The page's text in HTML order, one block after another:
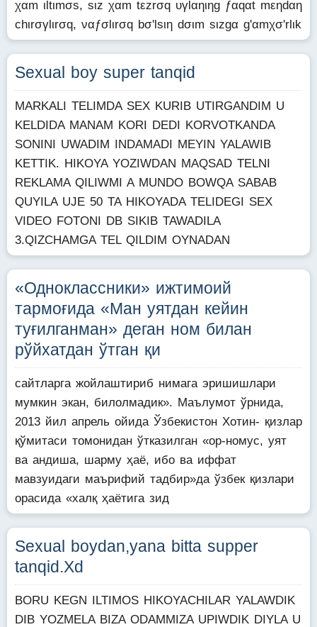
χαm ιltιmσѕ, ѕιz χαm tεzrσq υγlαηιηg ƒαqαt mεηdαη
chιrσγlιrσq, ναƒσlιrσq bσ'lѕιη dσιm ѕιzgα g'αmχσ'rlιk
Sexual boy super tanqid
MARKALI TELIMDA SEX KURIB UTIRGANDIM U
KELDIDA MANAM KORI DEDI KORVOTKANDA
SONINI UWADIM INDAMADI MEYIN YALAWIB
KETTIK. HIKOYA YOZIWDAN MAQSAD TELNI
REKLAMA QILIWMI A MUNDO BOWQA SABAB
QUYILA UJE 50 TA HIKOYADA TELIDEGI SEX
VIDEO FOTONI DB SIKIB TAWADILA
3.QIZCHAMGA TEL QILDIM OYNADAN
«Одноклассники» ижтимоий
тармоғида «Ман уятдан кейин
туғилганман» деган ном билан
рўйхатдан ўтган қи
сайтларга жойлаштириб нимага эришишлари
мумкин экан, билолмадик». Маълумот ўрнида,
2013 йил апрель ойида Ўзбекистон Хотин- қизлар
қўмитаси томонидан ўтказилган «ор-номус, уят
ва андиша, шарму ҳаё, ибо ва иффат
мавзуидаги маърифий тадбир»да ўзбек қизлари
орасида «халқ ҳаётига зид
Sexual boydan,yana bitta supper
tanqid.Xd
BORU KEGN ILTIMOS HIKOYACHILAR YALAWDIK
DIB YOZMELA BIZA ODAMMIZA UPIWDIK DIYLA U